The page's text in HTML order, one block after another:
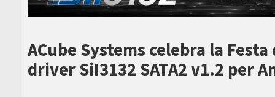
ACube Systems celebra la
driver SiI3132 SATA2 v1.2 per